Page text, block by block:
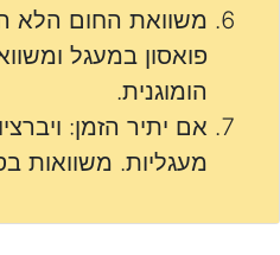
משוואת החום הלא
פואסון במעגל
הומוגנית.
אם יתיר הזמן:
מעגליות. משוואות